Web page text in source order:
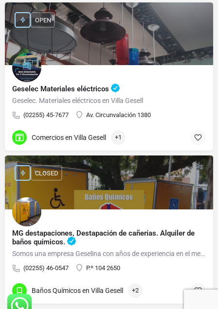
Geselec Materiales eléctricos
Geselec. Materiales eléctricos en Villa Gesell
(02255) 45-7677 Av. Circunvalación 1380
OPEN
Comercios en Villa Gesell +1
MG destapaciones, Destapación de cañerías. Alquiler de
baños químicos.
Somos una empresa Geselina con años de experiencia en el mercado.
(02255) 46-0547 P.º 104 2650
CLOSED
Baños Químicos en Villa Gesell +2